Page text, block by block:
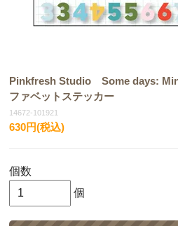
Pinkfresh Studio Some days:
ファベットステッカー
14672-101921
630円(税込)
個数
個